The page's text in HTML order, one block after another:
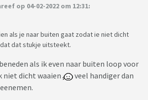
op 04-02-2022 om 12:31:
als je naar buiten gaat zodat ie niet dicht
dat stukje uitsteekt.
als ik even naar buiten loop voor
niet dicht waaien
veel handiger dan